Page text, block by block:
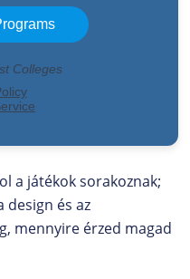
a játékok sorakoznak;
design és az
mennyire érzed magad